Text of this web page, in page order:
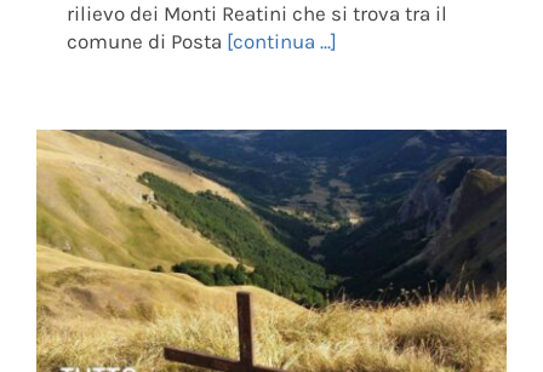
rilievo dei Monti Reatini che si trova tra il
comune di Posta [continua ...]
Monte Pozzoni